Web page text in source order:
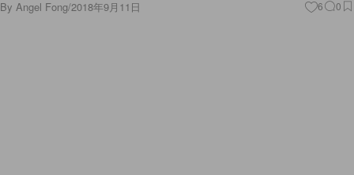
By Angel Fong/2018年9月11日 6 0